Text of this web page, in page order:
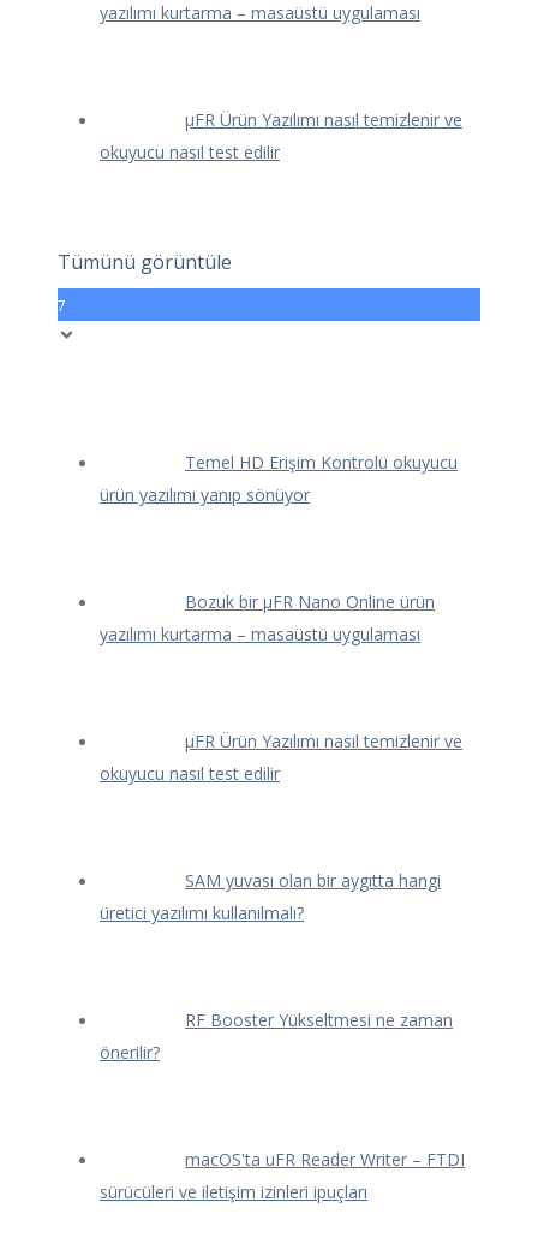
yazılımı kurtarma – masaüstü uygulaması
μFR Ürün Yazılımı nasıl temizlenir ve
okuyucu nasıl test edilir
Tümünü görüntüle
7
Temel HD Erişim Kontrolü okuyucu
ürün yazılımı yanıp sönüyor
Bozuk bir μFR Nano Online ürün
yazılımı kurtarma – masaüstü uygulaması
μFR Ürün Yazılımı nasıl temizlenir ve
okuyucu nasıl test edilir
SAM yuvası olan bir aygıtta hangi
üretici yazılımı kullanılmalı?
RF Booster Yükseltmesi ne zaman
önerilir?
macOS'ta uFR Reader Writer – FTDI
sürücüleri ve iletişim izinleri ipuçları